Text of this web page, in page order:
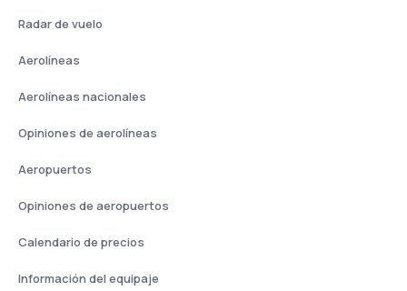
Radar de vuelo
Aerolíneas
Aerolíneas nacionales
Opiniones de aerolíneas
Aeropuertos
Opiniones de aeropuertos
Calendario de precios
Información del equipaje